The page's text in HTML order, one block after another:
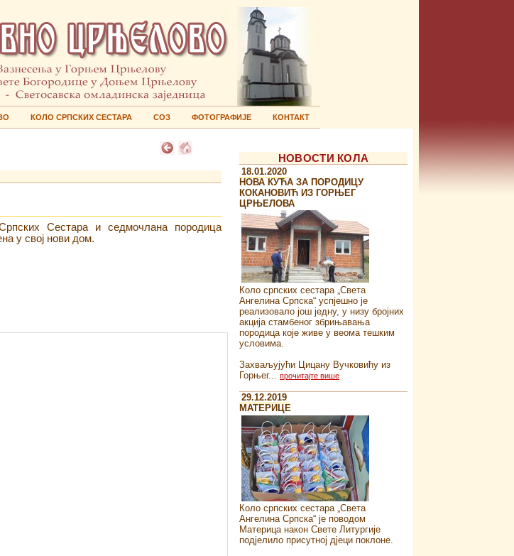
КОЛО СРПСКИХ СЕСТАРА СОЗ ФОТОГРАФИЈЕ КОНТАКТ
Сестара и седмочлана породица
у свој нови дом.
НОВОСТИ КОЛА
18.01.2020
НОВА КУЋА ЗА ПОРОДИЦУ
КОКАНОВИЋ ИЗ ГОРЊЕГ
ЦРЊЕЛОВА
Коло српских сестара „Света
Ангелина Српска“ успјешно је
реализовало још једну, у низу бројних
акција стамбеног збрињавања
породица које живе у веома тешким
условима.
Захваљујући Цицану Вучковићу из
Горњег... прочитајте више
29.12.2019
MATEРИЦЕ
Коло српских сестара „Света
Ангелина Српска“ je поводом
Материца након Свете Литургије
подјелило присутној дјеци поклоне.